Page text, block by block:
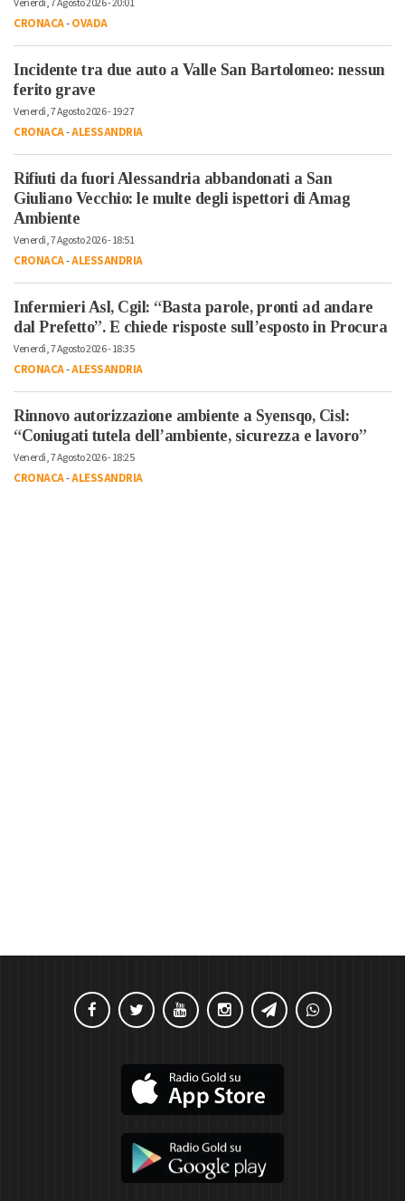
Venerdì, 7 Agosto 2026 - 20:01
CRONACA-OVADA
Incidente tra due auto a Valle San Bartolomeo: nessun
ferito grave
Venerdì, 7 Agosto 2026 - 19:27
CRONACA-ALESSANDRIA
Rifiuti da fuori Alessandria abbandonati a San
Giuliano Vecchio: le multe degli ispettori di Amag
Ambiente
Venerdì, 7 Agosto 2026 - 18:51
CRONACA-ALESSANDRIA
Infermieri Asl, Cgil: “Basta parole, pronti ad andare
dal Prefetto”. E chiede risposte sull’esposto in Procura
Venerdì, 7 Agosto 2026 - 18:35
CRONACA-ALESSANDRIA
Rinnovo autorizzazione ambiente a Syensqo, Cisl:
“Coniugati tutela dell’ambiente, sicurezza e lavoro”
Venerdì, 7 Agosto 2026 - 18:25
CRONACA-ALESSANDRIA